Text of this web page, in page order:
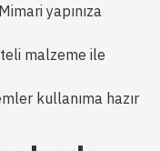
Mimari yapınıza
malzeme ile
kullanıma hazır